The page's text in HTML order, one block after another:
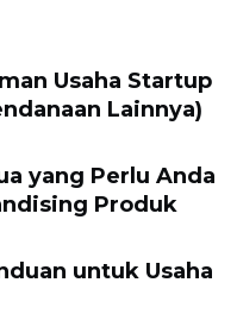
Usaha Startup
Lainnya)
yang Perlu Anda
Produk
untuk Usaha